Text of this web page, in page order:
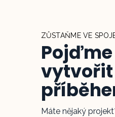
ZŮSTAŇME VE
vytvořit
Máte nějaký